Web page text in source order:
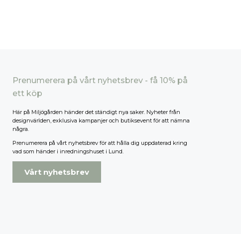
Prenumerera på vårt nyhetsbrev - få 10% på
ett köp
Här på Miljögården händer det ständigt nya saker. Nyheter från
designvärlden, exklusiva kampanjer och butiksevent för att nämna
några.
Prenumerera på vårt nyhetsbrev för att hålla dig uppdaterad kring
vad som händer i inredningshuset i Lund.
Vårt nyhetsbrev